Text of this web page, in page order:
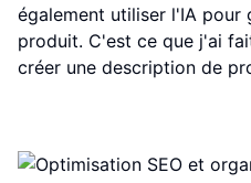
également utiliser l'IA pour
produit. C'est ce que j'ai
créer une description de